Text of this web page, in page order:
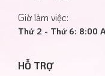
Giờ làm việc:
Thứ 2 - Thứ 6: 8:00
HỖ TRỢ